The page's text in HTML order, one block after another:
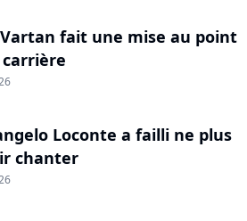
fait une mise au point
Loconte a failli ne plus
chanter